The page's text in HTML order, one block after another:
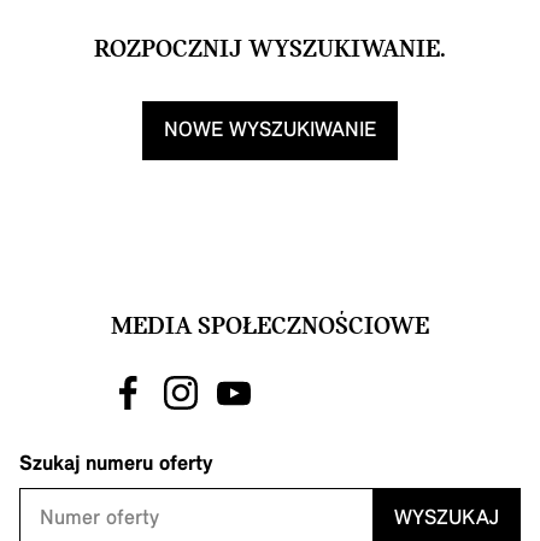
ROZPOCZNIJ WYSZUKIWANIE.
NOWE WYSZUKIWANIE
MEDIA SPOŁECZNOŚCIOWE
Szukaj numeru oferty
WYSZUKAJ